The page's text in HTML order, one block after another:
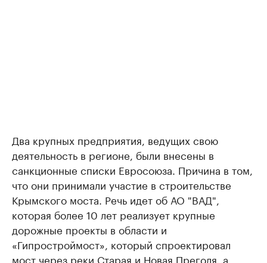
Два крупных предприятия, ведущих свою
деятельность в регионе, были внесены в
санкционные списки Евросоюза. Причина в том,
что они принимали участие в строительстве
Крымского моста. Речь идет об АО "ВАД",
которая более 10 лет реализует крупные
дорожные проекты в области и
«Гипростроймост», который спроектировал
мост через реки Старая и Новая Преголя, а